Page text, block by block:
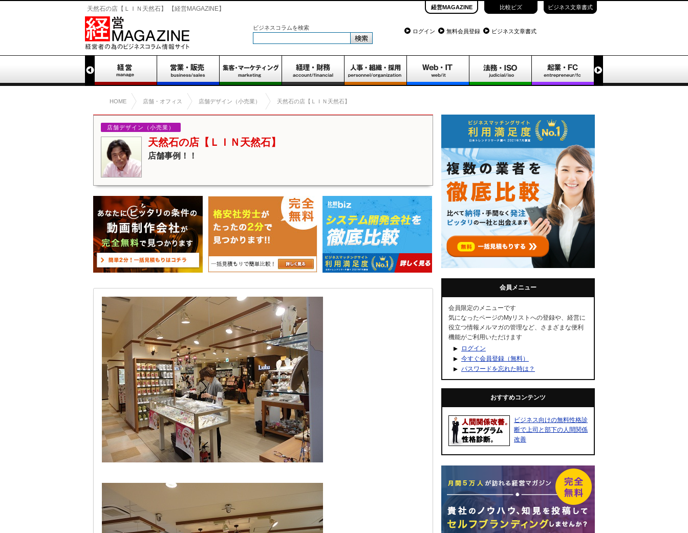
経営MAGAZINE 比較ビズ ビジネス文章書式
天然石の店【ＬＩＮ天然石】 【経営MAGAZINE】
ビジネスコラムを検索
ログイン 無料会員登録 ビジネス文章書式
HOME 店舗・オフィス 店舗デザイン（小売業） 天然石の店【ＬＩＮ天然石】
店舗デザイン（小売業）
天然石の店【ＬＩＮ天然石】
店舗事例！！
会員メニュー
会員限定のメニューです
気になったページのMyリストへの登録や、経営に
役立つ情報メルマガの管理など、さまざまな便利
機能がご利用いただけます
ログイン
今すぐ会員登録（無料）
パスワードを忘れた時は？
おすすめコンテンツ
ビジネス向けの無料性格診
断で上司と部下の人間関係
改善